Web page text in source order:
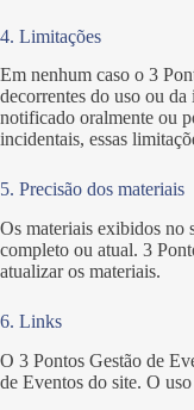
4. Limitações
Em nenhum caso o 3
decorrentes do uso ou
notificado oralmente ou
incidentais, essas
5. Precisão dos materiais
Os materiais exibidos no
completo ou atual. 3
atualizar os materiais.
6. Links
O 3 Pontos Gestão de
de Eventos do site. O